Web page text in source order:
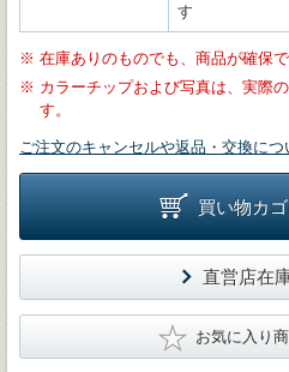
す
※ 在庫ありのものでも、商品が確保
※ カラーチップおよび写真は、実際
す。
ご注文のキャンセルや返品・交換につ
買い物カ
直営店在
★ お気に入り